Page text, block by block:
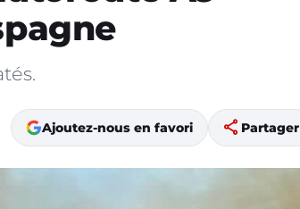
Ajoutez-nous en favori share Partager